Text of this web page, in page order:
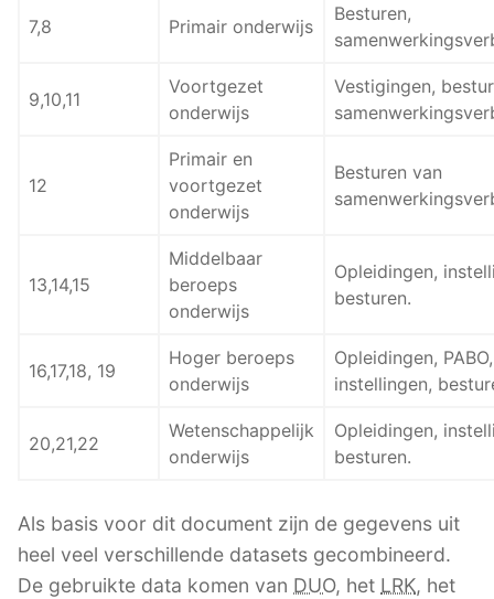
7,8 Primair onderwijs
Besturen,
9,10,11
Voortgezet
onderwijs
Vestigingen,
12
Primair en
voortgezet
onderwijs
Besturen van
13,14,15
Middelbaar
beroeps
onderwijs
Opleidingen,
besturen.
16,17,18, 19
Hoger beroeps
onderwijs
Opleidingen, PABO,
instellingen,
20,21,22
Wetenschappelijk
onderwijs
Opleidingen,
besturen.
Als basis voor dit document zijn de gegevens uit
heel veel verschillende datasets gecombineerd.
De gebruikte data komen van DUO, het LRK, het